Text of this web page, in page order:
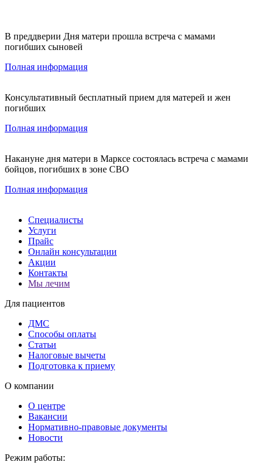
В преддверии Дня матери прошла встреча с мамами
погибших сыновей
Полная информация
Консультативный бесплатный прием для матерей и жен
погибших
Полная информация
Накануне дня матери в Марксе состоялась встреча с мамами
бойцов, погибших в зоне СВО
Полная информация
Специалисты
Услуги
Прайс
Онлайн консультации
Акции
Контакты
Мы лечим
Для пациентов
ДМС
Способы оплаты
Статьи
Налоговые вычеты
Подготовка к приему
О компании
О центре
Вакансии
Нормативно-правовые документы
Новости
Режим работы: